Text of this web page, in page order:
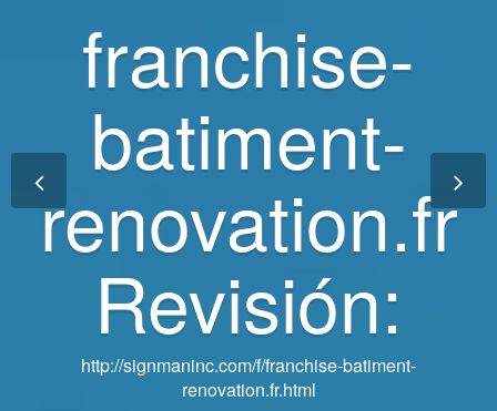
franchise-
batiment-
renovation.fr
Revisión:
http://signmaninc.com/f/franchise-batiment-
renovation.fr.html
franchise-
batiment-
renovation.fr
Revisión:
http://signmaninc.com/f/franchise-batiment-
renovation.fr.html